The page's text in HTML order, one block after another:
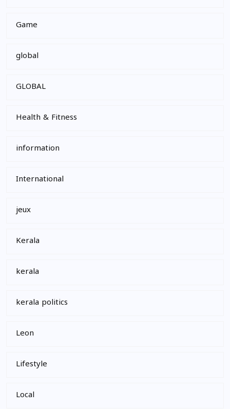
Game
global
GLOBAL
Health & Fitness
information
International
jeux
Kerala
kerala
kerala politics
Leon
Lifestyle
Local